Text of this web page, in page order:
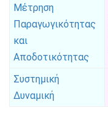
Μέτρηση
Παραγωγικότητας
και
Αποδοτικότητας
Συστημική
Δυναμική